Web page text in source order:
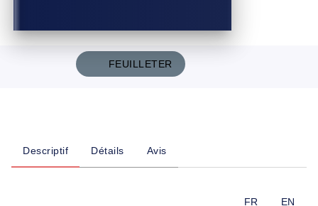
FEUILLETER
Descriptif Détails Avis
FR EN